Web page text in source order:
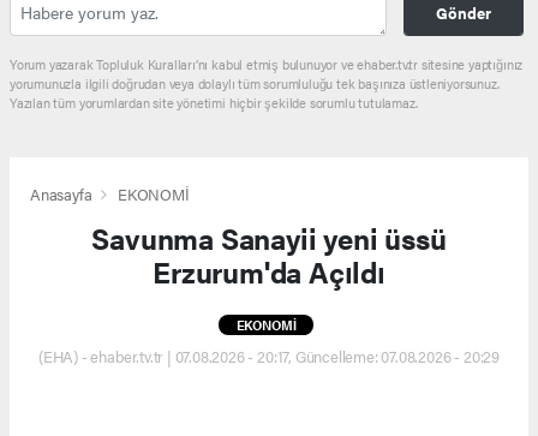
Gönder
Yorum yazarak Topluluk Kuralları’nı kabul etmiş bulunuyor ve ehaber.tv.tr sitesine yaptığınız
yorumunuzla ilgili doğrudan veya dolaylı tüm sorumluluğu tek başınıza üstleniyorsunuz.
Yazılan tüm yorumlardan site yönetimi hiçbir şekilde sorumlu tutulamaz.
Anasayfa EKONOMİ
Savunma Sanayii yeni üssü
Erzurum'da Açıldı
EKONOMİ
(EHA) - ehaber.tv.tr | 07.08.2026 - 20:17, Güncelleme: 07.08.2026 - 20:29